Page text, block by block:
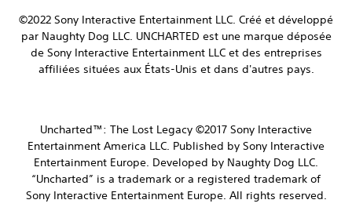
©2022 Sony Interactive Entertainment LLC. Créé et développé
par Naughty Dog LLC. UNCHARTED est une marque déposée
de Sony Interactive Entertainment LLC et des entreprises
affiliées situées aux États-Unis et dans d'autres pays.
Uncharted™: The Lost Legacy ©2017 Sony Interactive
Entertainment America LLC. Published by Sony Interactive
Entertainment Europe. Developed by Naughty Dog LLC.
“Uncharted” is a trademark or a registered trademark of
Sony Interactive Entertainment Europe. All rights reserved.